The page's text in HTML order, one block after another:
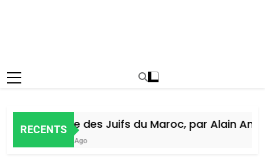
RECENTS
Histoire des Juifs du Maroc, par Alain Amiel
1 Semaine Ago